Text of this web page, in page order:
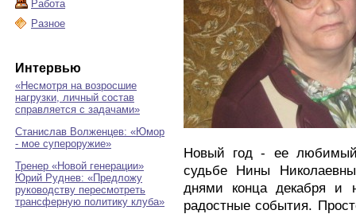
Работа
Разное
Интервью
«Несмотря на возросшие
нагрузки, личный состав
справляется с задачами»
Станислав Волженцев: «Юмор
- мое супероружие»
Тренер «Новой генерации»
Юрий Руднев: «Предложу
руководству пересмотреть
трансферную политику клуба»
Новый год - ее любимый
судьбе Нины
днями конца декабря и
радостные события.